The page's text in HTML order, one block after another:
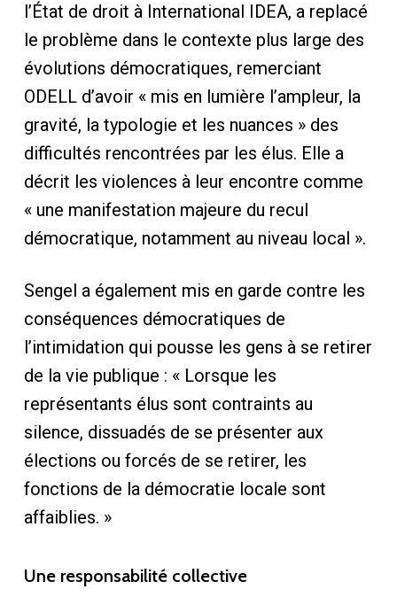
l’État de droit à International IDEA, a replacé
le problème dans le contexte plus large des
évolutions démocratiques, remerciant
ODELL d’avoir « mis en lumière l’ampleur, la
gravité, la typologie et les nuances » des
difficultés rencontrées par les élus. Elle a
décrit les violences à leur encontre comme
« une manifestation majeure du recul
démocratique, notamment au niveau local ».
Sengel a également mis en garde contre les
conséquences démocratiques de
l’intimidation qui pousse les gens à se retirer
de la vie publique : « Lorsque les
représentants élus sont contraints au
silence, dissuadés de se présenter aux
élections ou forcés de se retirer, les
fonctions de la démocratie locale sont
affaiblies. »
Une responsabilité collective